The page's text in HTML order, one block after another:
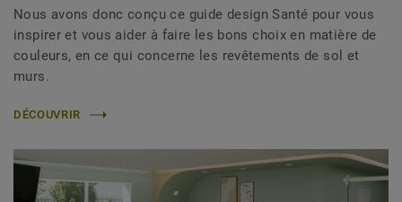
Nous avons donc conçu ce guide design Santé pour vous
inspirer et vous aider à faire les bons choix en matière de
couleurs, en ce qui concerne les revêtements de sol et
murs.
DÉCOUVRIR